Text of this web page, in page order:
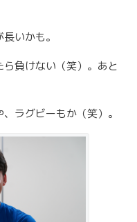
いかも。
負けない（笑）。あと
ラグビーもか（笑）。